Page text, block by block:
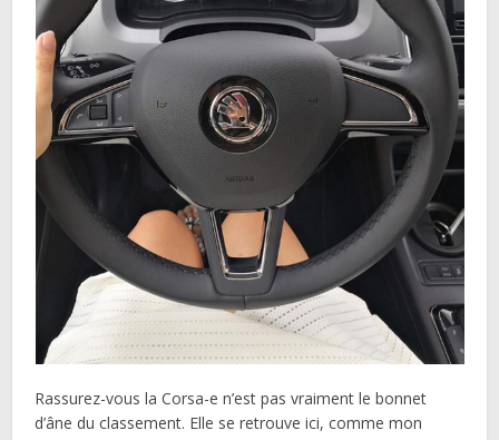
Rassurez-vous la Corsa-e n’est pas vraiment le bonnet
d’âne du classement. Elle se retrouve ici, comme mon